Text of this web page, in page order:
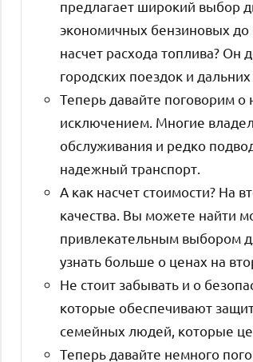
предлагает широкий выбор
экономичных бензиновых
насчет расхода топлива?
городских поездок и
Теперь давайте поговорим о
исключением. Многие
обслуживания и редко
надежный транспорт.
А как насчет стоимости? На
качества. Вы можете найти
привлекательным выбором
узнать больше о ценах на
Не стоит забывать и о
которые обеспечивают
семейных людей, которые
Теперь давайте немного